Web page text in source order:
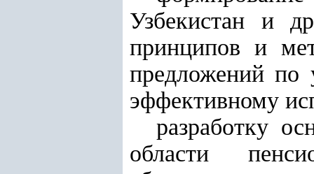
Узбекистан и
принципов и
предложений по
эффективному
разработку
области